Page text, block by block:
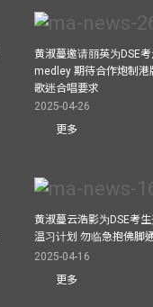
黄淑蔓邀请丽英为DSE
medley 期待合作炮制
歌迷合唱要求
2025-04-26
更多
黄淑蔓云浩影为DSE考
温习计划 勿临急抱佛脚
2025-04-16
更多